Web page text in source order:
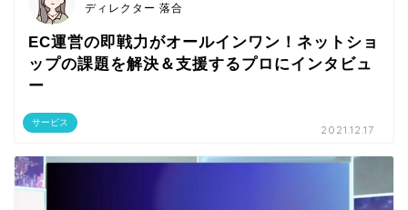
サービス
ディレクター 落合
EC運営の即戦力がオールインワン！ネットショ
ップの課題を解決＆支援するプロにインタビュ
ー
2021.12.17